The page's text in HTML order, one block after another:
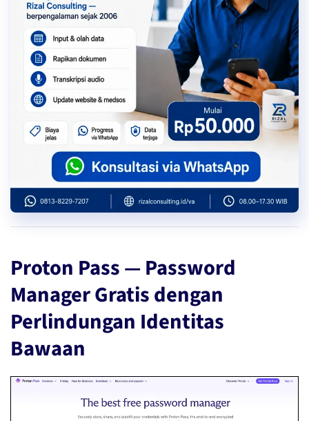
Proton Pass — Password
Manager Gratis dengan
Perlindungan Identitas
Bawaan